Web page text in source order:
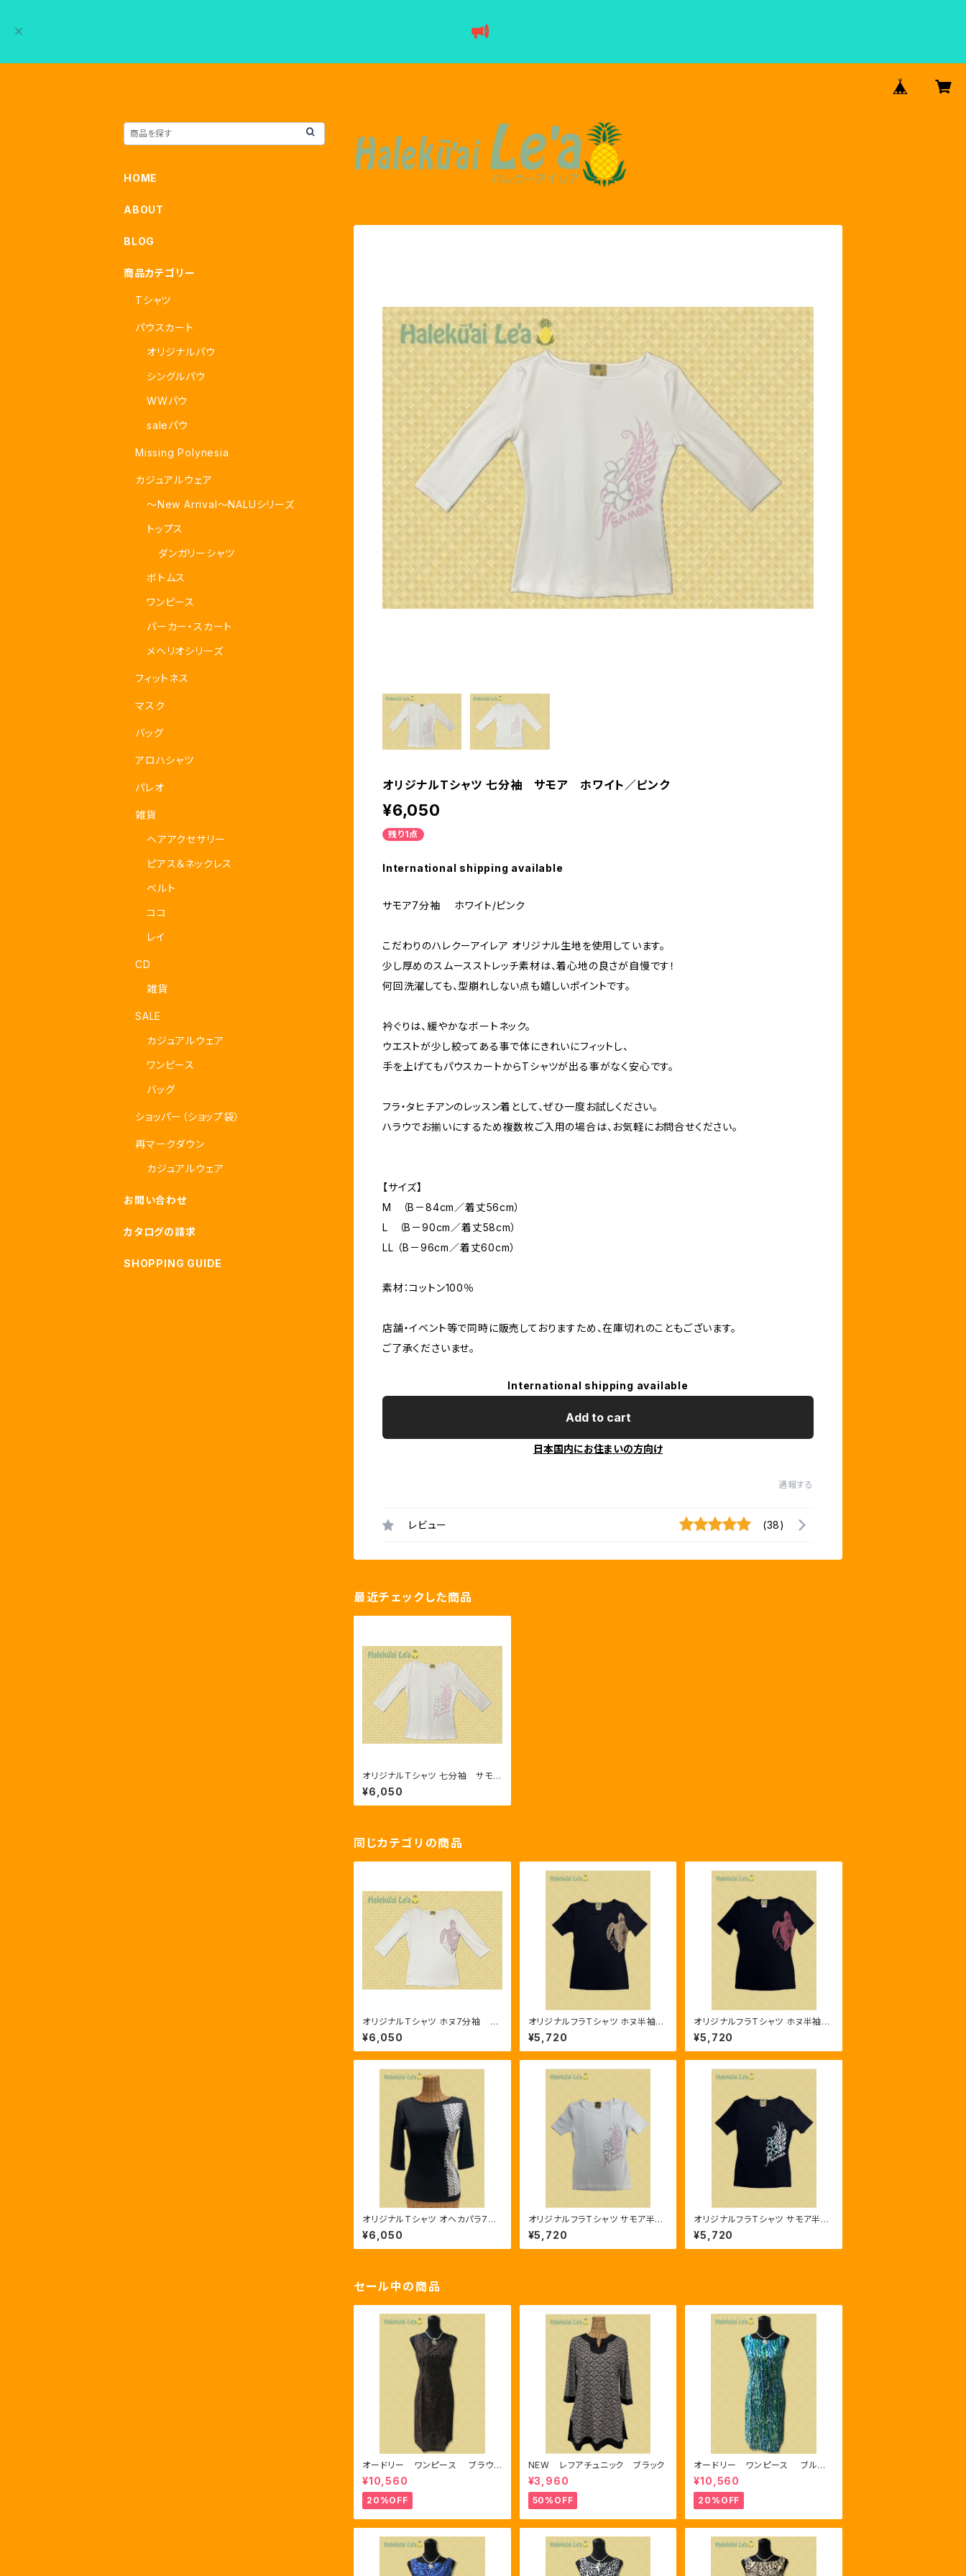
オリジナルTシャツ 七分袖 サモア ホワイト／ピンク
¥6,050
残り1点
International shipping available
サモア7分袖 ホワイト/ピンク
こだわりのハレクーアイレア オリジナル生地を使用しています。
少し厚めのスムースストレッチ素材は、着心地の良さが自慢です！
何回洗濯しても、型崩れしない点も嬉しいポイントです。
衿ぐりは、緩やかなボートネック。
ウエストが少し絞ってある事で体にきれいにフィットし、
手を上げてもパウスカートからTシャツが出る事がなく安心です。
フラ・タヒチアンのレッスン着として、ぜひ一度お試しください。
ハラウでお揃いにするため複数枚ご入用の場合は、お気軽にお問合せください。
【サイズ】
M （B－84cm／着丈56cm）
L （B－90cm／着丈58cm）
LL （B－96cm／着丈60cm）
素材：コットン100％
店舗・イベント等で同時に販売しておりますため、在庫切れのこともございます。
ご了承くださいませ。
International shipping available
Add to cart
日本国内にお住まいの方向け
通報する
レビュー (38)
最近チェックした商品
オリジナルTシャツ 七分袖 サモ
ア ホワイト／ピンク
¥6,050
同じカテゴリの商品
オリジナルTシャツ ホヌ7分袖 白
／ピンク
¥6,050
オリジナルフラTシャツ ホヌ半袖Ｔ
シャツ ブラック/ゴールド
¥5,720
オリジナルフラTシャツ ホヌ半袖Ｔ
シャツ ブラック/レッド
¥5,720
オリジナルTシャツ オヘカパラ7分
袖 黒／ホワイト
¥6,050
オリジナルフラTシャツ サモア半袖
Ｔシャツ ホワイト/ピンク
¥5,720
オリジナルフラTシャツ サモア半袖
Ｔシャツ ブラック/シルバー・グリー
ン
¥5,720
セール中の商品
オードリー ワンピース ブラウ
ン/ブラック
¥10,560
20%OFF
NEW レフアチュニック ブラック
¥3,960
50%OFF
オードリー ワンピース ブルー/
グリーン/ホワイト
¥10,560
20%OFF
HOME
ABOUT
BLOG
商品カテゴリー
Tシャツ
パウスカート
オリジナルパウ
シングルパウ
WWパウ
saleパウ
Missing Polynesia
カジュアルウェア
～New Arrival～NALUシリーズ
トップス
ダンガリーシャツ
ボトムス
ワンピース
パーカー・スカート
メヘリオシリーズ
フィットネス
マスク
バッグ
アロハシャツ
パレオ
雑貨
ヘアアクセサリー
ピアス＆ネックレス
ベルト
ココ
レイ
CD
雑貨
SALE
カジュアルウェア
ワンピース
バッグ
ショッパー（ショップ袋）
再マークダウン
カジュアルウェア
お問い合わせ
カタログの請求
SHOPPING GUIDE